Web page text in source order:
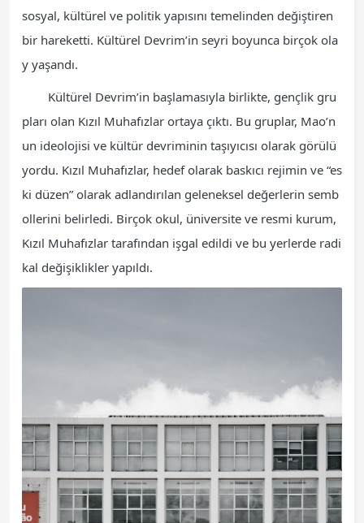
sosyal, kültürel ve politik yapısını temelinden değiştiren
bir hareketti. Kültürel Devrim’in seyri boyunca birçok ola
y yaşandı.
Kültürel Devrim’in başlamasıyla birlikte, gençlik gru
pları olan Kızıl Muhafızlar ortaya çıktı. Bu gruplar, Mao’n
un ideolojisi ve kültür devriminin taşıyıcısı olarak görülü
yordu. Kızıl Muhafızlar, hedef olarak baskıcı rejimin ve “es
ki düzen” olarak adlandırılan geleneksel değerlerin semb
ollerini belirledi. Birçok okul, üniversite ve resmi kurum,
Kızıl Muhafızlar tarafından işgal edildi ve bu yerlerde radi
kal değişiklikler yapıldı.